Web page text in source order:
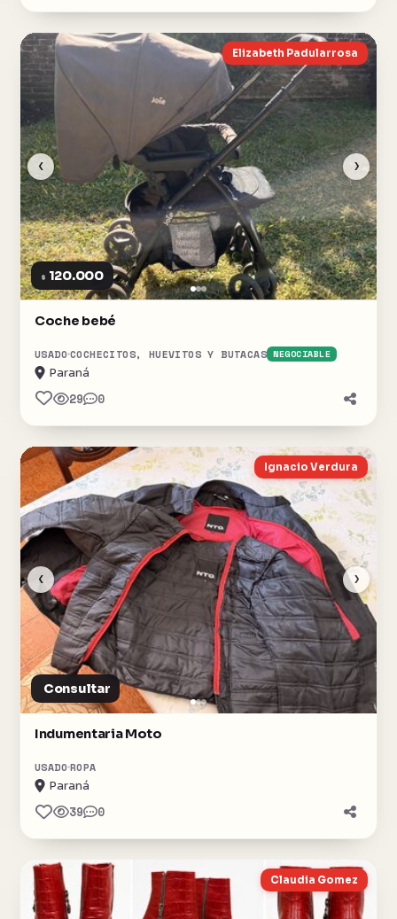
‹ ›
Elizabeth Padularrosa
$ 120.000
Coche bebé
USADO COCHECITOS, HUEVITOS Y BUTACAS NEGOCIABLE
Paraná
29 0
‹ ›
Ignacio Verdura
Consultar
Indumentaria Moto
USADO ROPA
Paraná
39 0
Claudia Gomez